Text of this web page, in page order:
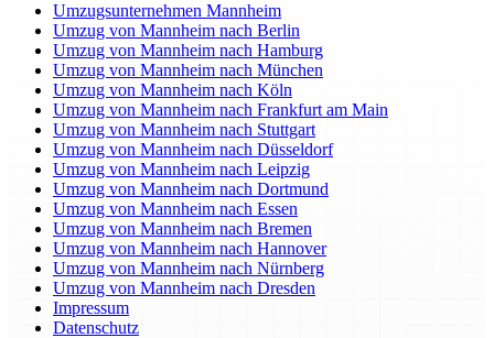
Umzugsunternehmen Mannheim
Umzug von Mannheim nach Berlin
Umzug von Mannheim nach Hamburg
Umzug von Mannheim nach München
Umzug von Mannheim nach Köln
Umzug von Mannheim nach Frankfurt am Main
Umzug von Mannheim nach Stuttgart
Umzug von Mannheim nach Düsseldorf
Umzug von Mannheim nach Leipzig
Umzug von Mannheim nach Dortmund
Umzug von Mannheim nach Essen
Umzug von Mannheim nach Bremen
Umzug von Mannheim nach Hannover
Umzug von Mannheim nach Nürnberg
Umzug von Mannheim nach Dresden
Impressum
Datenschutz